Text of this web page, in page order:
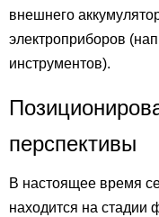
внешнего
электроприборов
инструментов).
перспективы
В настоящее время
находится на